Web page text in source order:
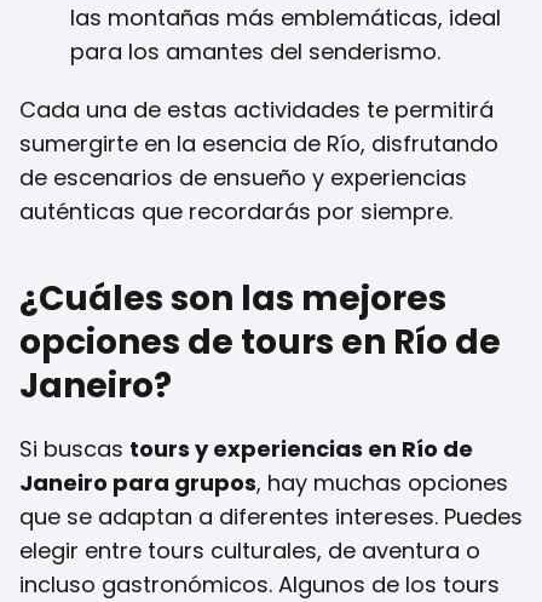
las montañas más emblemáticas, ideal
para los amantes del senderismo.
Cada una de estas actividades te permitirá
sumergirte en la esencia de Río, disfrutando
de escenarios de ensueño y experiencias
auténticas que recordarás por siempre.
¿Cuáles son las mejores
opciones de tours en Río de
Janeiro?
Si buscas tours y experiencias en Río de
Janeiro para grupos, hay muchas opciones
que se adaptan a diferentes intereses. Puedes
elegir entre tours culturales, de aventura o
incluso gastronómicos. Algunos de los tours